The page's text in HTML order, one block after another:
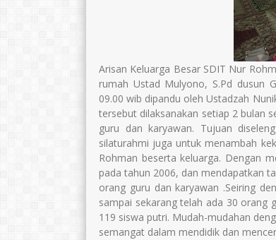
Arisan Keluarga Besar SDIT Nur
rumah Ustad Mulyono, S.Pd dusun
09.00 wib dipandu oleh Ustadzah
tersebut dilaksanakan setiap 2 bulan
guru dan karyawan. Tujuan
silaturahmi juga untuk menambah
Rohman beserta keluarga. Dengan
pada tahun 2006, dan mendapatkan
orang guru dan karyawan .Seiring
sampai sekarang telah ada 30 orang
119 siswa putri. Mudah-mudahan
semangat dalam mendidik dan